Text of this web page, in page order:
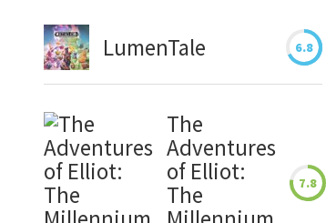
LumenTale 6.8
The
Adventures
of Elliot:
The
7.8